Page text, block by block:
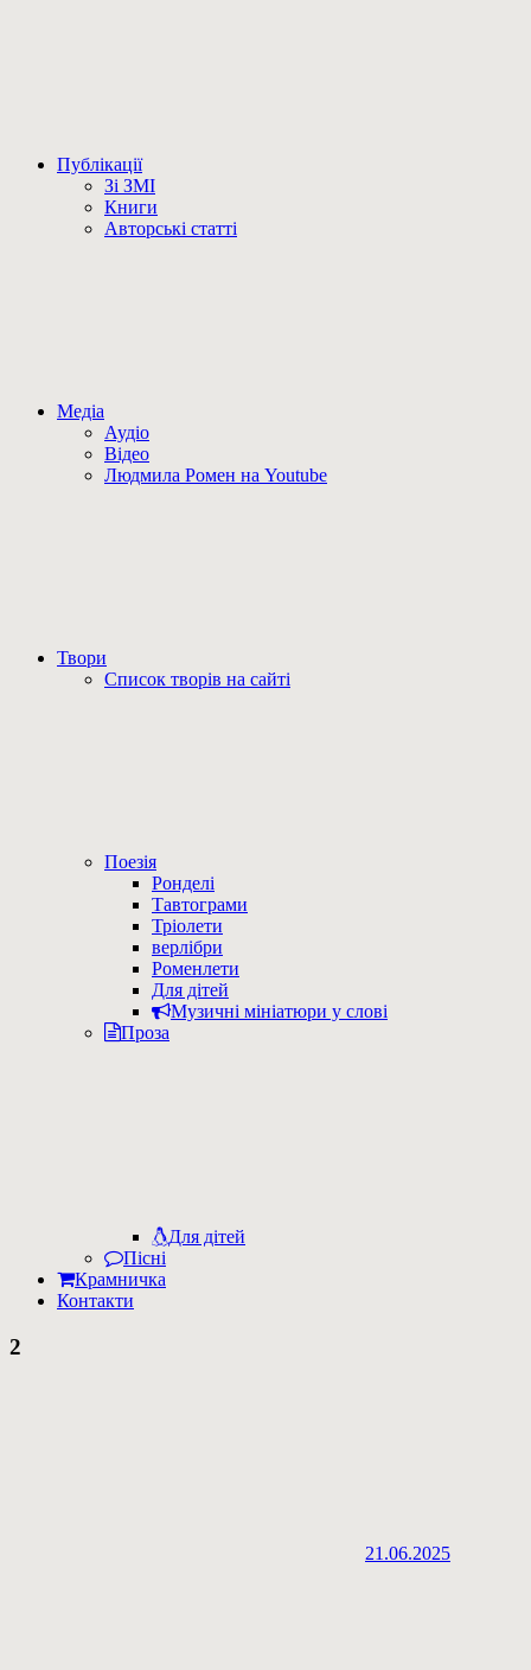
Публікації
Зі ЗМІ
Книги
Авторські статті
Медіа
Аудіо
Відео
Людмила Ромен на Youtube
Твори
Список творів на сайті
Поезія
Ронделі
Тавтограми
Тріолети
верлібри
Роменлети
Для дітей
Музичні мініатюри у слові
Проза
Для дітей
Пісні
Крамничка
Контакти
2
21.06.2025